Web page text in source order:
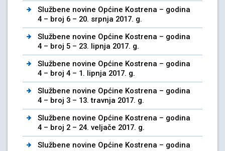
Službene novine Općine Kostrena – godina
4 – broj 6 – 20. srpnja 2017. g.
Službene novine Općine Kostrena – godina
4 – broj 5 – 23. lipnja 2017. g.
Službene novine Općine Kostrena – godina
4 – broj 4 – 1. lipnja 2017. g.
Službene novine Općine Kostrena – godina
4 – broj 3 – 13. travnja 2017. g.
Službene novine Općine Kostrena – godina
4 – broj 2 – 24. veljače 2017. g.
Službene novine Općine Kostrena – godina